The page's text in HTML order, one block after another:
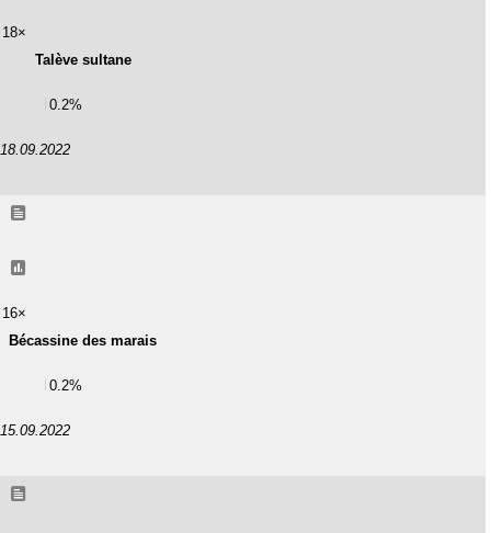
18×
Talève sultane
0.2%
18.09.2022
16×
Bécassine des marais
0.2%
15.09.2022